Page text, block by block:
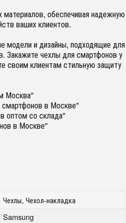
материалов, обеспечивая надежную
ваших клиентов.
модели и дизайны, подходящие для
Закажите чехлы для смартфонов у
своим клиентам стильную защиту
Москва"
в Москве"
оптом со склада"
в Москве"
Чехлы, Чехол-накладка
Samsung